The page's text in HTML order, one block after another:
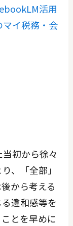
活用
イ税務・会
初から徐々
、「全部」
から考える
違和感等を
とを早めに